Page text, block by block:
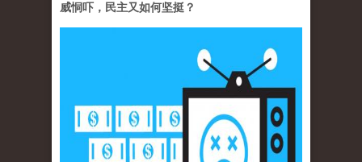
威恫吓，民主又如何坚挺？